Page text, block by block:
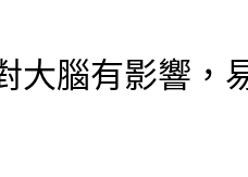
腦有影響，易